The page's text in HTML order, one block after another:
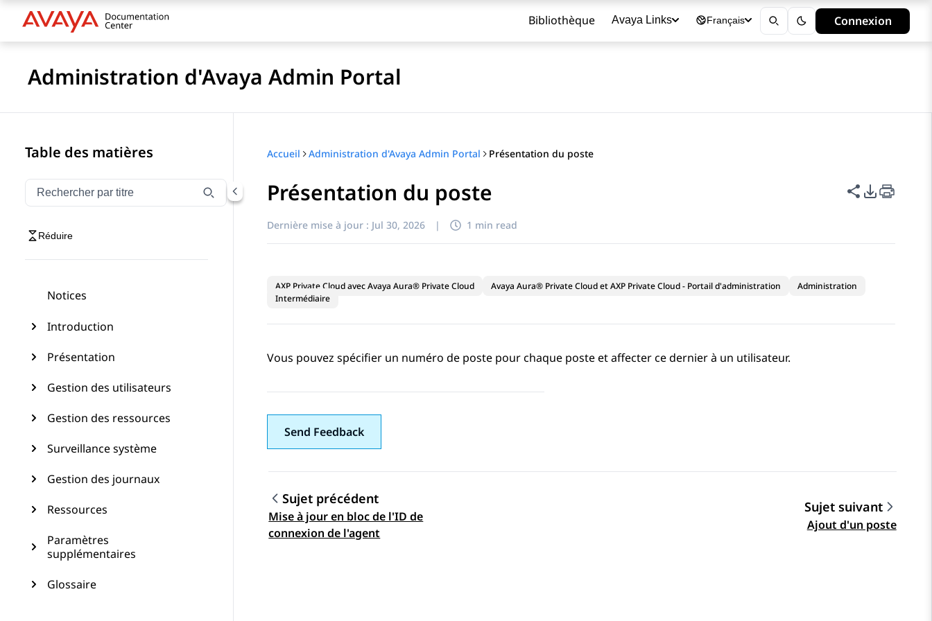
Bibliothèque Avaya Links Français Connexion
Administration d'Avaya Admin Portal
Table des matières
Filtrer la navigation par titre
Saisissez pour filtrer les éléments de navigation par titre
Réduire
Notices
Introduction
Présentation
Gestion des utilisateurs
Gestion des ressources
Surveillance système
Gestion des journaux
Ressources
Paramètres
supplémentaires
Glossaire
Accueil Administration d'Avaya Admin Portal Présentation du poste
Présentation du poste Partager
Options
Dernière mise à jour : Jul 30, 2026 | 1 min read
AXP Private Cloud avec Avaya Aura® Private Cloud Avaya Aura® Private Cloud et AXP Private Cloud - Portail d'administration
Administration
Intermédiaire
Vous pouvez spécifier un numéro de poste pour chaque poste et affecter ce dernier à un utilisateur.
Send Feedback
Navigation par sujet
Sujet précédent
Mise à jour en bloc de l'ID de
connexion de l'agent
Sujet suivant
Ajout d'un poste